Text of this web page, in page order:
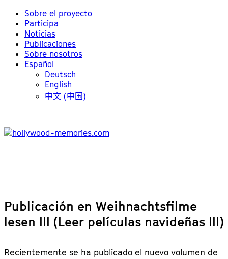
Sobre el proyecto
Participa
Noticias
Publicaciones
Sobre nosotros
Español
Deutsch
English
中文 (中国)
Publicación en Weihnachtsfilme
lesen III (Leer películas navideñas III)
Recientemente se ha publicado el nuevo volumen de